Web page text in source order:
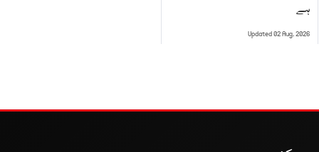
ہے
Updated 02 Aug, 2026